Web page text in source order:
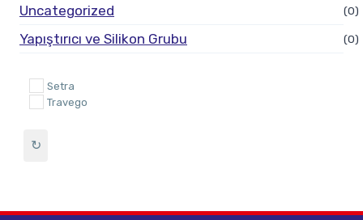
Uncategorized (0)
Yapıştırıcı ve Silikon Grubu (0)
Setra
Travego
↻